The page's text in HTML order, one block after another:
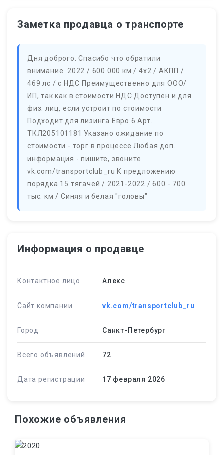
Заметка продавца о транспорте
Дня доброго. Спасибо что обратили
внимание. 2022 / 600 000 км / 4х2 / АКПП /
469 лс / с НДС Преимущественно для ООО/
ИП, так как в стоимости НДС Доступен и для
физ. лиц, если устроит по стоимости
Подходит для лизинга Евро 6 Арт.
ТКЛ205101181 Указано ожидание по
стоимости - торг в процессе Любая доп.
информация - пишите, звоните
vk.com/transportclub_ru К предложению
порядка 15 тягачей / 2021-2022 / 600 - 700
тыс. км / Синяя и белая "головы"
Информация о продавце
Контактное лицо Алекс
Сайт компании vk.com/transportclub_ru
Город Санкт-Петербург
Всего объявлений 72
Дата регистрации 17 февраля 2026
Похожие объявления